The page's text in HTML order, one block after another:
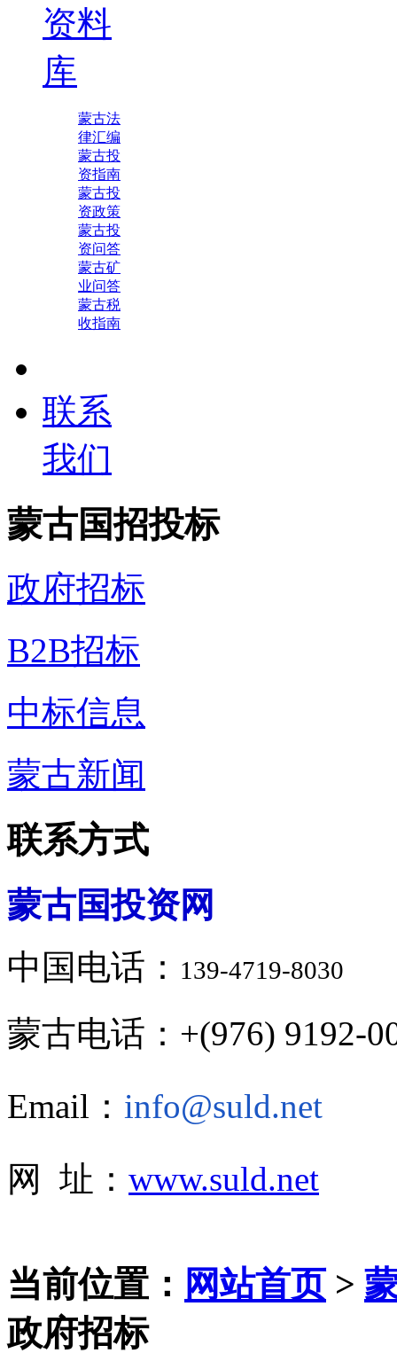
资料
库
蒙古法
律汇编
蒙古投
资指南
蒙古投
资政策
蒙古投
资问答
蒙古矿
业问答
蒙古税
收指南
联系
我们
蒙古国招投标
政府招标
B2B招标
中标信息
蒙古新闻
联系方式
蒙古国投资网
中国电话： 139-4719-8030
蒙古电话：+(976) 9192-
Email： info@suld.net
网 址： www.suld.net
当前位置： 网站首页>
政府招标